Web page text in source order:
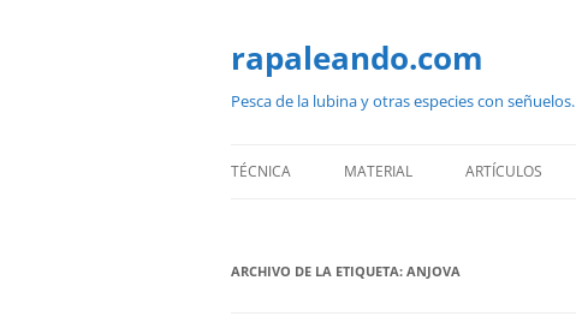
contenido
rapaleando.com
Pesca de la lubina y otras especies con señuelos.
TÉCNICA MATERIAL ARTÍCULOS
ARCHIVO DE LA ETIQUETA: ANJOVA